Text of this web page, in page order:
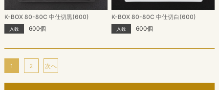
K-BOX 80-80C 中仕切黒(600)
入数 600個
K-BOX 80-80C 中仕切白(600)
入数 600個
1 2 次へ